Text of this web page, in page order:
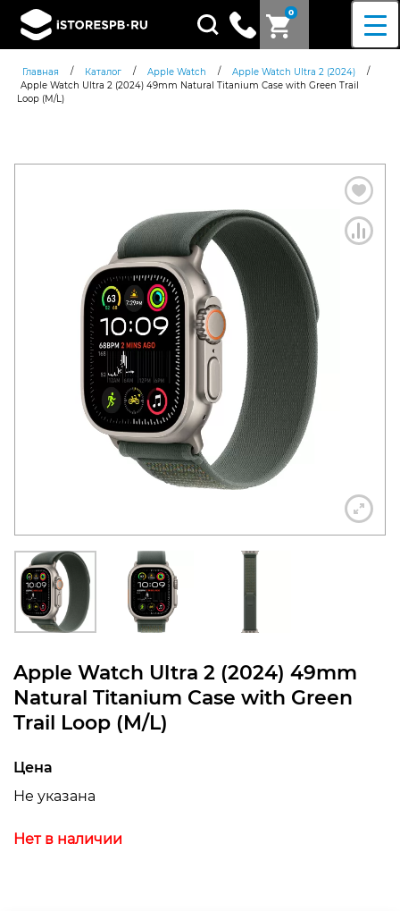
0
Поиск
товаров
Главная / Каталог / Apple Watch / Apple Watch Ultra 2 (2024)
/
Apple Watch Ultra 2 (2024) 49mm Natural Titanium Case with Green Trail
Loop (M/L)
Apple Watch Ultra 2 (2024) 49mm
Natural Titanium Case with Green
Trail Loop (M/L)
Цена
Не указана
Нет в наличии
Согласен cполитикой
конфиденциальности
+7 812 318-40-14
(c 10:00 до 21:00, без
выходных)